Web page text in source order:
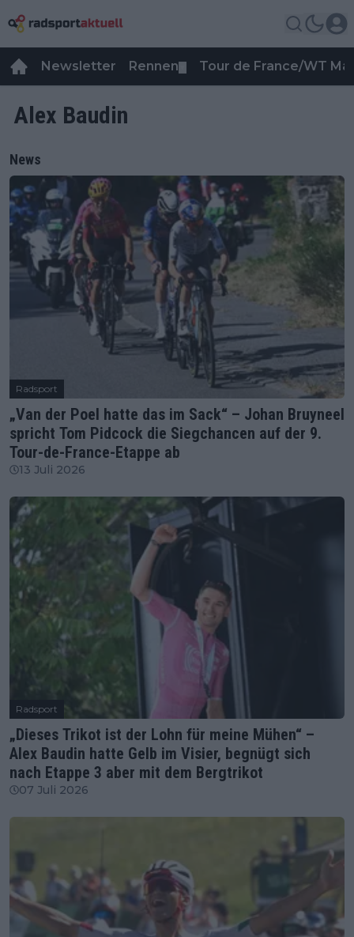
Newsletter Rennen Tour de France/WT
Alex Baudin
News
Radsport
„Van der Poel hatte das im Sack“ – Johan Bruyneel
spricht Tom Pidcock die Siegchancen auf der 9.
Tour-de-France-Etappe ab
13 Juli 2026
Radsport
„Dieses Trikot ist der Lohn für meine Mühen“ –
Alex Baudin hatte Gelb im Visier, begnügt sich
nach Etappe 3 aber mit dem Bergtrikot
07 Juli 2026